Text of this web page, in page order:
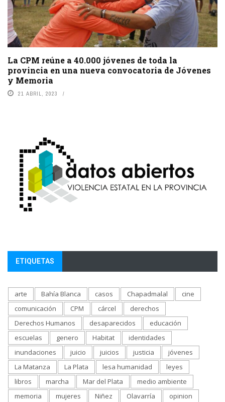
La CPM reúne a 40.000 jóvenes de toda la
provincia en una nueva convocatoria de Jóvenes
y Memoria
21 ABRIL, 2023
ETIQUETAS
arte Bahía Blanca casos Chapadmalal
cine
comunicación
CPM cárcel
derechos
Derechos Humanos
desaparecidos
educación
escuelas
genero Habitat
identidades
inundaciones
juicio juicios justicia
jóvenes
La Matanza
La Plata lesa humanidad
leyes
libros
marcha Mar del Plata
medio ambiente
memoria
mujeres Niñez Olavarría
opinion